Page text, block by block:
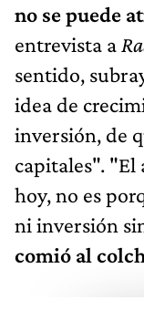
no se puede
entrevista a
sentido,
idea de
inversión, de
capitales". "El
hoy, no es
ni inversión
comió al